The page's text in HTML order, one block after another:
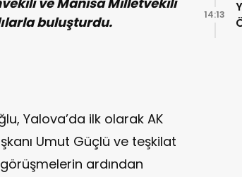
buluşturdu.
Yalova’da ilk olarak AK
Umut Güçlü ve teşkilat
ardından
14:13